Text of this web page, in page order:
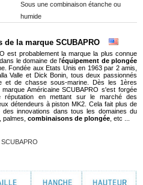
Sous une combinaison étanche ou
humide
de la marque SCUBAPRO
est probablement la marque la plus connue
le domaine de l'équipement de plongée
Fondée aux Etats Unis en 1963 par 2 amis,
Valle et Dick Bonin, tous deux passionnés
et de chasse sous-marine. Dès les 1ères
Américaine SCUBAPRO s'est forgée
réputation en mettant sur le marché des
détendeurs à piston MK2. Cela fait plus de
innovations dans tous les domaines du
palmes, combinaisons de plongée , etc ...